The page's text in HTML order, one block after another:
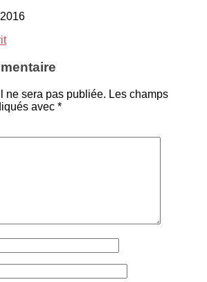
ne sera pas publiée. Les champs
avec *